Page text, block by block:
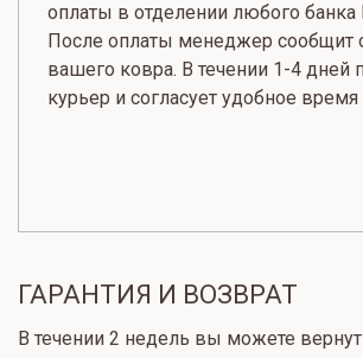
оплаты в отделении любого банка
После оплаты менеджер сообщит
вашего ковра. В течении 1-4 дней
курьер и согласует удобное время
ГАРАНТИЯ И ВОЗВРАТ
В течении 2 недель вы можете